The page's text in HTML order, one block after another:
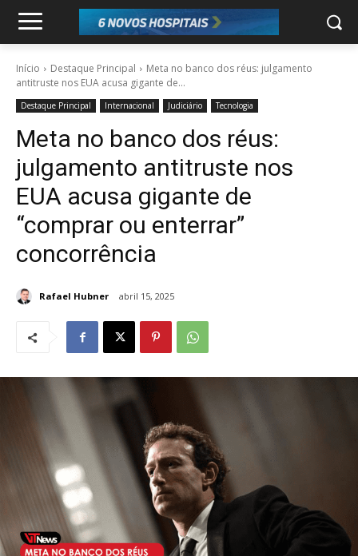
Início Destaque Principal
Meta no banco dos réus: julgamento
antitruste nos EUA acusa gigante de...
Destaque Principal Internacional Judiciário Tecnologia
Meta no banco dos réus:
julgamento antitruste nos
EUA acusa gigante de
“comprar ou enterrar”
concorrência
Rafael Hubner abril 15, 2025